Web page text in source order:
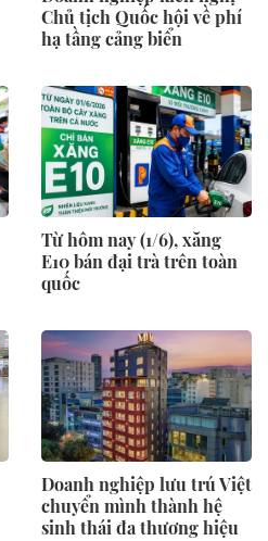
Chủ tịch Quốc hội về phí
hạ tầng cảng biển
Từ hôm nay (1/6), xăng
E10 bán đại trà trên toàn
quốc
Doanh nghiệp lưu trú Việt
chuyển mình thành hệ
sinh thái đa thương hiệu